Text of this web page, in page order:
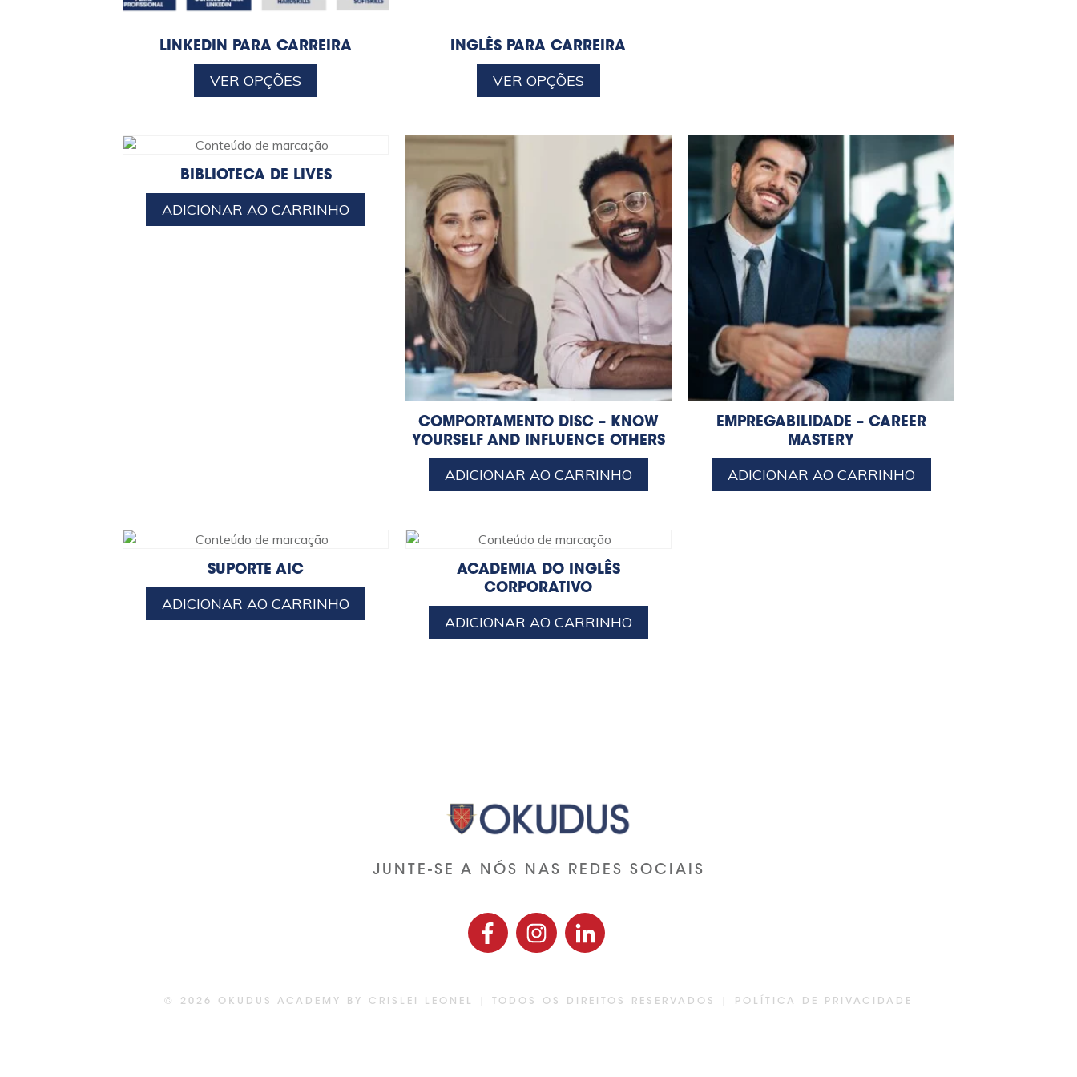
LINKEDIN PARA CARREIRA
VER OPÇÕES
INGLÊS PARA CARREIRA
VER OPÇÕES
BIBLIOTECA DE LIVES
ADICIONAR AO CARRINHO
COMPORTAMENTO DISC – KNOW
YOURSELF AND INFLUENCE OTHERS
ADICIONAR AO CARRINHO
EMPREGABILIDADE – CAREER
MASTERY
ADICIONAR AO CARRINHO
SUPORTE AIC
ADICIONAR AO CARRINHO
ACADEMIA DO INGLÊS
CORPORATIVO
ADICIONAR AO CARRINHO
JUNTE-SE A NÓS NAS REDES SOCIAIS
© 2026 OKUDUS ACADEMY BY CRISLEI LEONEL | TODOS OS DIREITOS RESERVADOS | POLÍTICA DE PRIVACIDADE